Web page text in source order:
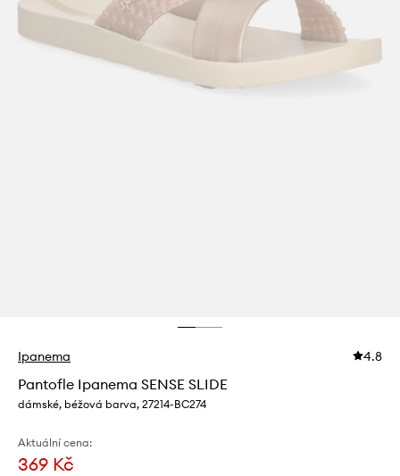
Ipanema 4.8
Pantofle Ipanema SENSE SLIDE
dámské, béžová barva, 27214-BC274
Aktuální cena:
369 Kč